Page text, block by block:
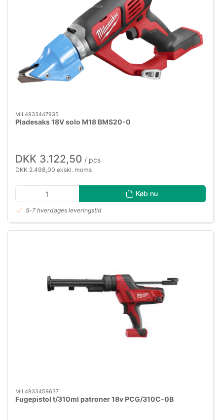
MIL4933447935
Pladesaks 18V solo M18 BMS20-0
DKK 3.122,50 / pcs
DKK 2.498,00 ekskl. moms
Køb nu
5-7 hverdages leveringstid
MIL4933459637
Fugepistol t/310ml patroner 18v PCG/310C-0B